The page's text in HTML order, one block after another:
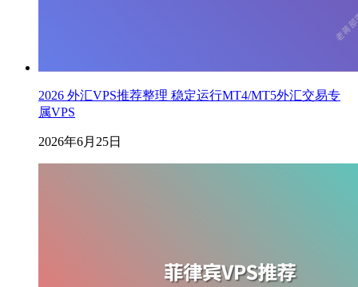
2026 外汇VPS推荐整理 稳定运行MT4/MT5外汇交易专
属VPS
2026年6月25日